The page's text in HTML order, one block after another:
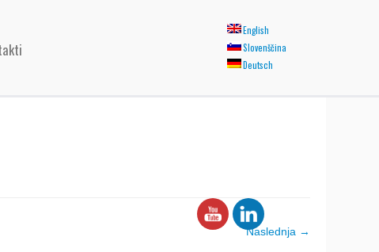
English
Slovenščina
Deutsch
Naslednja →